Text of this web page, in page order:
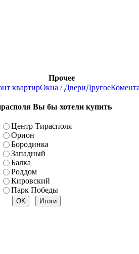
Прочее
квартирОкна / ДвериДругое
Вы бы хотели купить
Центр Тирасполя
Орион
Бородинка
Западный
Балка
Роддом
Кировский
Парк Победы